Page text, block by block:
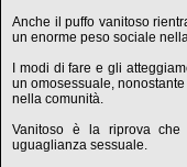
Anche il puffo vanitoso
un enorme peso sociale
I modi di fare e gli
un omosessuale,
nella comunità.
Vanitoso è la riprova
uguaglianza sessuale.